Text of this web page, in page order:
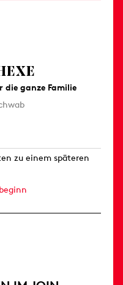
die ganze Familie
zu einem späteren